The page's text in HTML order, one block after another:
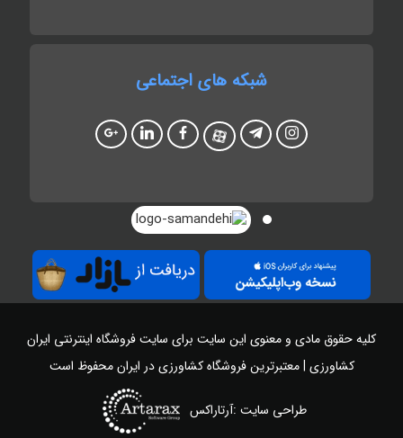
شبکه های اجتماعی
کلیه حقوق مادی و معنوی این سایت برای سایتفروشگاه اینترنتی ایران
کشاورزی | معتبرترین فروشگاه کشاورزی در ایرانمحفوظ است
طراحی سایت :آرتاراکس